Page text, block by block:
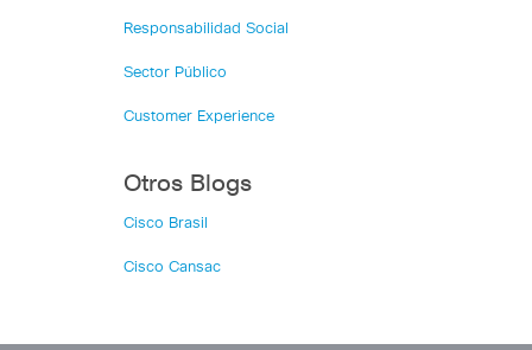
Responsabilidad Social
Sector Público
Customer Experience
Otros Blogs
Cisco Brasil
Cisco Cansac